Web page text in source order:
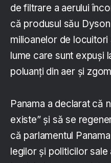
de filtrare a aerului
că produsul său
milioanelor de
lume care sunt expuși
poluanți din aer și
Panama a declarat că
existe” și să se
că parlamentul
legilor și politicilor